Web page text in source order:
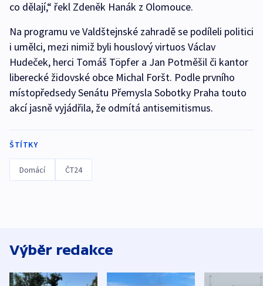
co dělají,“ řekl Zdeněk Hanák z Olomouce.
Na programu ve Valdštejnské zahradě se podíleli politici
i umělci, mezi nimiž byli houslový virtuos Václav
Hudeček, herci Tomáš Töpfer a Jan Potměšil či kantor
liberecké židovské obce Michal Foršt. Podle prvního
místopředsedy Senátu Přemysla Sobotky Praha touto
akcí jasně vyjádřila, že odmítá antisemitismus.
ŠTÍTKY
Domácí ČT24
Výběr redakce